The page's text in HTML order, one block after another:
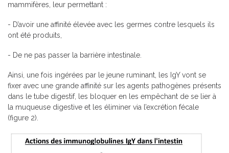
mammifères, leur permettant :
- D’avoir une affinité élevée avec les germes contre lesquels ils
ont été produits,
- De ne pas passer la barrière intestinale.
Ainsi, une fois ingérées par le jeune ruminant, les IgY vont se
fixer avec une grande affinité sur les agents pathogènes présents
dans le tube digestif, les bloquer en les empêchant de se lier à
la muqueuse digestive et les éliminer via l’excrétion fécale
(figure 2).